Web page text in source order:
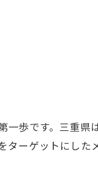
歩です。三重県
ターゲットにした